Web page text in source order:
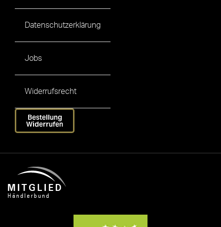
Datenschutzerklärung
Jobs
Widerrufsrecht
Bestellung
Widerrufen